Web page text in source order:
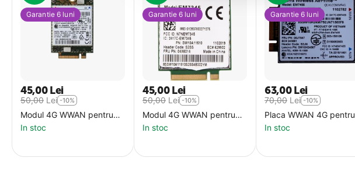
Garantie 6 luni
45,00 Lei
50,00 Lei -10%
Modul 4G WWAN pentru
laptop Lenovo Ericson
N5321 M.2
In stoc
Garantie 6 luni
45,00 Lei
50,00 Lei -10%
Modul 4G WWAN pentru
laptop Lenovo EM7345
Sierra Airprime M.2
In stoc
Garantie 6 luni
63,00 Lei
70,00 Lei -10%
Placa WWAN 4G pentru
laptop Lenovo EM7455
Sierra Airprime M.2
In stoc